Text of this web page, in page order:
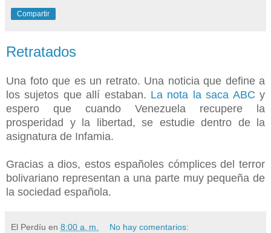
Compartir
Retratados
Una foto que es un retrato. Una noticia que define a
los sujetos que allí estaban. La nota la saca ABC y
espero que cuando Venezuela recupere la
prosperidad y la libertad, se estudie dentro de la
asignatura de Infamia.
Gracias a dios, estos españoles cómplices del terror
bolivariano representan a una parte muy pequeña de
la sociedad española.
El Perdíu en 8:00 a. m. No hay comentarios: